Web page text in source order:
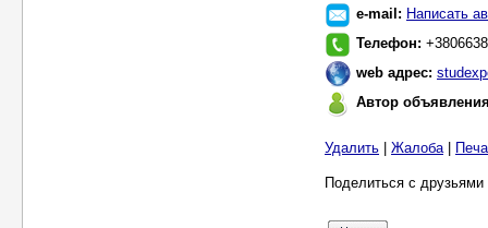
e-mail: Написать
Телефон:
web адрес:
Автор
Удалить Жалоба|
Поделиться с